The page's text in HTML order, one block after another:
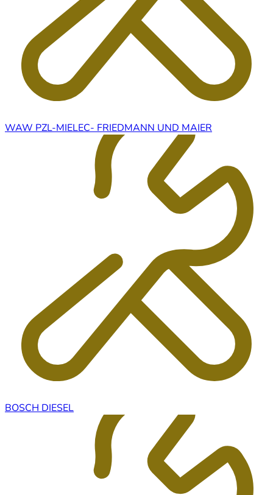
WAW PZL-MIELEC- FRIEDMANN UND MAIER
BOSCH DIESEL